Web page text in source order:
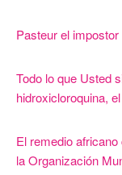
Pasteur el impostor
Todo lo que Usted
hidroxicloroquina,
El remedio
la Organización